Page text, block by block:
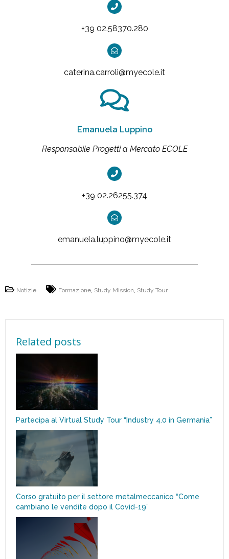
+39 02.58370.280
caterina.carroli@myecole.it
Emanuela Luppino
Responsabile Progetti a Mercato ECOLE
+39 02.26255.374
emanuela.luppino@myecole.it
Notizie Formazione Study Mission Study Tour
Related posts
Partecipa al Virtual Study Tour “Industry 4.0 in Germania”
Corso gratuito per il settore metalmeccanico “Come
cambiano le vendite dopo il Covid-19”